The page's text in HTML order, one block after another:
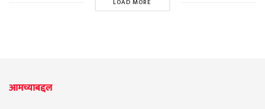
LOAD MORE
आमच्याबद्दल